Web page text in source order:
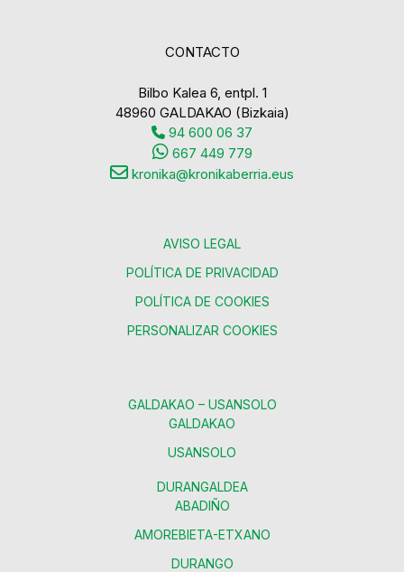
CONTACTO
Bilbo Kalea 6, entpl. 1
48960 GALDAKAO (Bizkaia)
94 600 06 37
667 449 779
kronika@kronikaberria.eus
AVISO LEGAL
POLÍTICA DE PRIVACIDAD
POLÍTICA DE COOKIES
PERSONALIZAR COOKIES
GALDAKAO – USANSOLO
GALDAKAO
USANSOLO
DURANGALDEA
ABADIÑO
AMOREBIETA-ETXANO
DURANGO